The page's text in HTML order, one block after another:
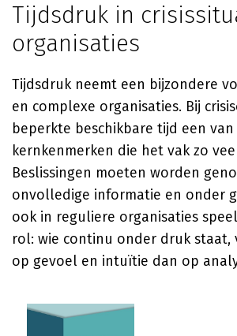
Tijdsdruk in
organisaties
Tijdsdruk neemt een bijzondere
en complexe organisaties. Bij
beperkte beschikbare tijd een
kernkenmerken die het vak zo
Beslissingen moeten worden
onvolledige informatie en onder
ook in reguliere organisaties
rol: wie continu onder druk staat,
op gevoel en intuïtie dan op